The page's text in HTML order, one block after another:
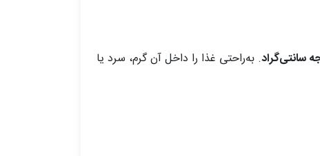
. به‌راحتی غذا را داخل آن گرم، سرد یا